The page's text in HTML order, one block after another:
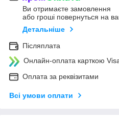
Ви отримаєте замовлення
або гроші повернуться на
Детальніше
Післяплата
Онлайн-оплата карткою
Оплата за реквізитами
Всі умови оплати